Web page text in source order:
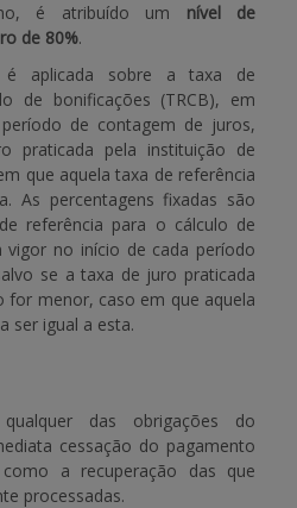
é atribuído um nível de
de 80%.
é aplicada sobre a taxa de
de bonificações (TRCB), em
de contagem de juros,
praticada pela instituição de
que aquela taxa de referência
As percentagens fixadas são
referência para o cálculo de
vigor no início de cada período
se a taxa de juro praticada
for menor, caso em que aquela
ser igual a esta.
das obrigações do
cessação do pagamento
a recuperação das que
processadas.